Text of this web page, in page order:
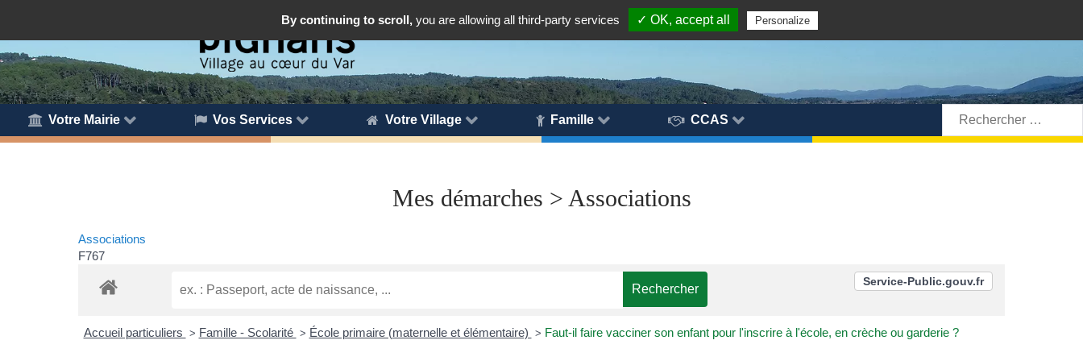
Votre Mairie Vos Services Votre Village Famille CCAS
Rechercher:
Mes démarches > Associations
Associations
F767
Service-Public.gouv.fr
Accueil particuliers > Famille - Scolarité > École primaire (maternelle et élémentaire) > Faut-il faire vacciner son enfant pour l'inscrire à l'école, en crèche ou garderie ?
By continuing to scroll, you are allowing all third-party services ✓ OK, accept all Personalize